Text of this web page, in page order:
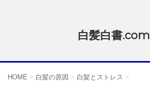
白髪白書.com
HOME > 白髪の原因 > 白髪とストレス >